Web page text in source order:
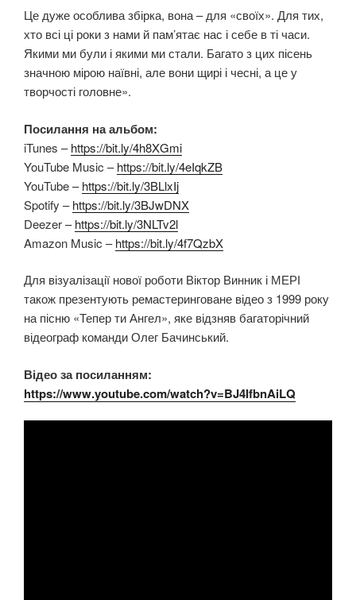
Це дуже особлива збірка, вона – для «своїх». Для тих,
хто всі ці роки з нами й пам’ятає нас і себе в ті часи.
Якими ми були і якими ми стали. Багато з цих пісень
значною мірою наївні, але вони щирі і чесні, а це у
творчості головне».
Посилання на альбом:
iTunes –https://bit.ly/4h8XGmi
YouTube Music –https://bit.ly/4eIqkZB
YouTube –https://bit.ly/3BLlxIj
Spotify –https://bit.ly/3BJwDNX
Deezer –https://bit.ly/3NLTv2l
Amazon Music –https://bit.ly/4f7QzbX
Для візуалізації нової роботи Віктор Винник і МЕРІ
також презентують ремастеринговане відео з 1999 року
на пісню «Тепер ти Ангел», яке відзняв багаторічний
відеограф команди Олег Бачинський.
Відео за посиланням:
https://www.youtube.com/watch?v=BJ4IfbnAiLQ